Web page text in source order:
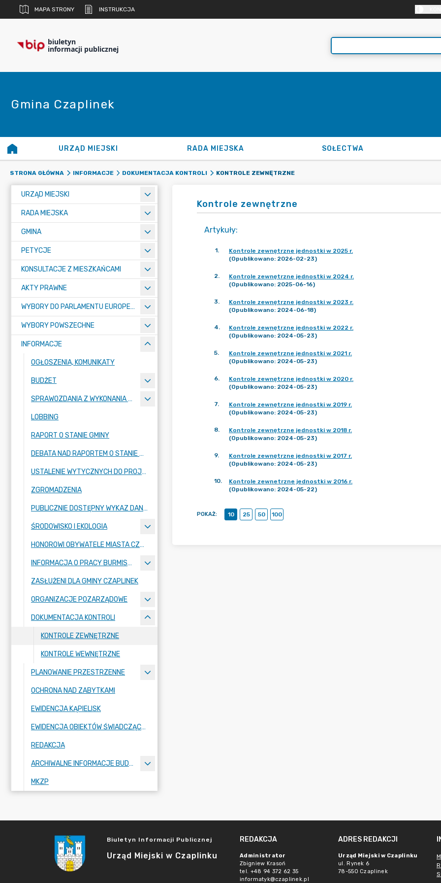
MAPA STRONY INSTRUKCJA
biuletyn
informacji publicznej
Gmina Czaplinek
URZĄD MIEJSKI RADA MIEJSKA SOŁECTWA
STRONA GŁÓWNA INFORMACJE DOKUMENTACJA KONTROLI KONTROLE ZEWNĘTRZNE
URZĄD MIEJSKI
RADA MIEJSKA
GMINA
PETYCJE
KONSULTACJE Z MIESZKAŃCAMI
AKTY PRAWNE
WYBORY DO PARLAMENTU EUROPEJSKIEGO 2024
WYBORY POWSZECHNE
INFORMACJE
OGŁOSZENIA, KOMUNIKATY
BUDŻET
SPRAWOZDANIA Z WYKONANIA BUDŻETU
LOBBING
RAPORT O STANIE GMINY
DEBATA NAD RAPORTEM O STANIE GMINY
USTALENIE WYTYCZNYCH DO PROJEKTU BUDŻETU GMINY CZAPLINEK
ZGROMADZENIA
PUBLICZNIE DOSTĘPNY WYKAZ DANYCH O ŚRODOWISKU
ŚRODOWISKO I EKOLOGIA
HONOROWI OBYWATELE MIASTA CZAPLINKA
INFORMACJA O PRACY BURMISTRZA
ZASŁUŻENI DLA GMINY CZAPLINEK
ORGANIZACJE POZARZĄDOWE
DOKUMENTACJA KONTROLI
KONTROLE ZEWNĘTRZNE
KONTROLE WEWNĘTRZNE
PLANOWANIE PRZESTRZENNE
OCHRONA NAD ZABYTKAMI
EWIDENCJA KĄPIELISK
EWIDENCJA OBIEKTÓW ŚWIADCZĄCYCH USŁUGI HOTELARSKIE
REDAKCJA
ARCHIWALNE INFORMACJE BUDŻETOWE
MKZP
Kontrole zewnętrzne
Artykuły:
1.
Kontrole zewnętrzne jednostki w 2025 r.
(Opublikowano: 2026-02-23)
2.
Kontrole zewnętrzne jednostki w 2024 r.
(Opublikowano: 2025-06-16)
3.
Kontrole zewnętrzne jednostki w 2023 r.
(Opublikowano: 2024-06-18)
4.
Kontrole zewnętrzne jednostki w 2022 r.
(Opublikowano: 2024-05-23)
5.
Kontrole zewnętrzne jednostki w 2021 r.
(Opublikowano: 2024-05-23)
6.
Kontrole zewnętrzne jednostki w 2020 r.
(Opublikowano: 2024-05-23)
7.
Kontrole zewnętrzne jednostki w 2019 r.
(Opublikowano: 2024-05-23)
8.
Kontrole zewnętrzne jednostki w 2018 r.
(Opublikowano: 2024-05-23)
9.
Kontrole zewnętrzne jednostki w 2017 r.
(Opublikowano: 2024-05-23)
10.
Kontrole zewnetrzne jednostki w 2016 r.
(Opublikowano: 2024-05-22)
POKAŻ: 10 25 50 100
Biuletyn Informacji Publicznej
Urząd Miejski w Czaplinku
REDAKCJA
Administrator
Zbigniew Krasoń
tel. +48 94 372 62 35
informatyk@czaplinek.pl
ADRES REDAKCJI
Urząd Miejski w Czaplinku
ul. Rynek 6
78-550 Czaplinek